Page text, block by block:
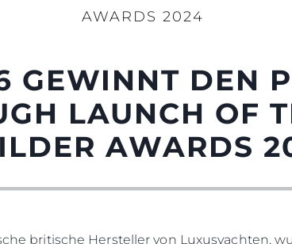
AWARDS 2024
GEWINNT DEN
LAUNCH OF
AWARDS
britische Hersteller von Luxusyachten,